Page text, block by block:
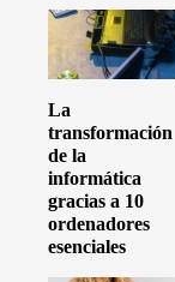
La
transformación
de la
informática
gracias a 10
ordenadores
esenciales